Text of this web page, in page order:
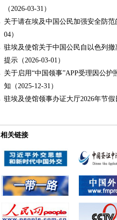
（2026-03-31）
关于请在埃及中国公民加强安全防范
04）
驻埃及使馆关于中国公民自以色列
提示（2026-03-01）
关于启用“中国领事”APP受理因公
知（2025-12-31）
驻埃及使馆领事办证大厅2026年节假
相关链接